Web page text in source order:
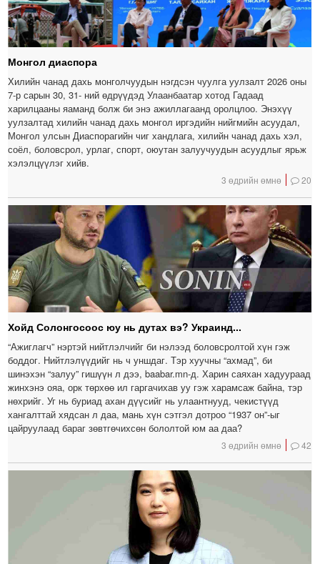
Монгол диаспора
Хилийн чанад дахь монголчуудын нэгдсэн чуулга уулзалт 2026 оны
7-р сарын 30, 31- ний өдрүүдэд Улаанбаатар хотод Гадаад
харилцааны яаманд болж би энэ ажиллагаанд оролцлоо. Энэхүү
уулзалтад хилийн чанад дахь монгол иргэдийн нийгмийн асуудал,
Монгол улсын Диаспорагийн чиг хандлага, хилийн чанад дахь хэл,
соёл, боловсрол, урлаг, спорт, оюутан залуучуудын асуудлыг ярьж
хэлэлцүүлэг хийв.
3 өдрийн өмнө 20
Хойд Солонгосоос юу нь дутах вэ? Украинд...
“Ажиглагч” нэртэй нийтлэлчийг би нэлээд боловсролтой хүн гэж
боддог. Нийтлэлүүдийг нь ч уншдаг. Тэр хуучны “ахмад”, би
шинэхэн “залуу” гишүүн л дээ, baabar.mn-д. Харин саяхан хадуураад
жинхэнэ ояа, орк төрхөө ил гаргачихав уу гэж харамсаж байна, тэр
нөхрийг. Уг нь буриад ахан дүүсийг нь улаантнууд, чекистүүд
хангалттай хядсан л даа, мань хүн сэтгэл дотроо “1937 он”-ыг
цайруулаад бараг зөвтгөчихсөн бололтой юм аа даа?
3 өдрийн өмнө 42